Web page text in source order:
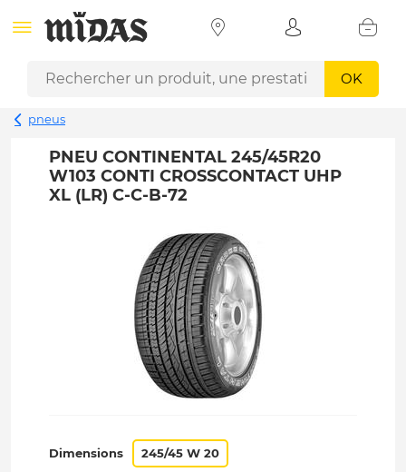
OK
pneus
PNEU CONTINENTAL 245/45R20
W103 CONTI CROSSCONTACT UHP
XL (LR) C-C-B-72
Dimensions 245/45 W 20